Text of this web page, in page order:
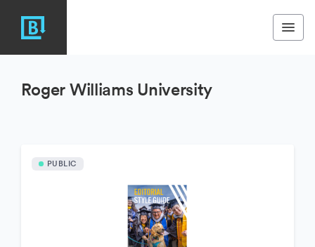
Roger Williams University
PUBLIC